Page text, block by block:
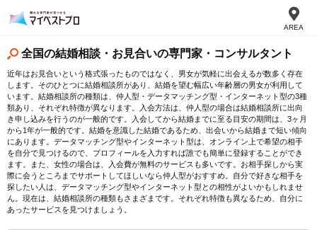
AREA
全国の結婚相談・お見合いの専門家・コンサルタント
近年はお見合いという格式張ったものではなく、男女が気軽に出会えるが数多く存在
します。そのひとつに結婚相談所があり、結婚を望む幅広い年齢層の男女が利用して
います。結婚相談所の種類は、仲人型・データマッチング型・インターネット型の3種
類あり、それぞれ特徴が異なります。入会方法は、仲人型の場合は結婚相談所に出向
き申し込みを行うのが一般的です。入会してから結婚までに至る目安の期間は、3ヶ月
から1年が一般的です。結婚を意識した結婚であるため、出会いから結婚まで短い傾向
にあります。データマッチング型やインターネット型は、オンライン上で希望の相手
を自分で見つけるので、プロフィールを入力すれば誰でも簡単に登録することができ
ます。また、女性の場合は、入会費が無料のサービスも多いです。お相手探しから実
際に会うところまでサポートしてほしいなら仲人型がおすすめ。自分で好きな相手を
探したい人は、データマッチング型やインターネット型との相性がよいかもしれませ
ん。現在は、結婚相談所の種類もさまざまです。それぞれ特徴も異なるため、自分に
あったサービスを見つけましょう。